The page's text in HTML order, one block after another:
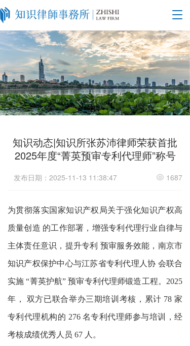
T
g
g
l
e
a
v
i
g
知识动态|知识所张苏沛律师荣获首批
2025年度“菁英预审专利代理师”称号
发布日期：2025-11-13 11:38:47 1687
为贯彻落实国家知识产权局关于强化知识产权高
质量创造 的工作部署，增强专利代理行业自律与
主体责任意识，提升专利 预审服务效能，南京市
知识产权保护中心与江苏省专利代理人协 会联合
实施 “菁英护航” 预审专利代理师锻造工程。2025
年， 双方已联合举办三期培训考核，累计 78 家
专利代理机构的 276 名专利代理师参与培训，经
考核成绩优秀人员 67 人。